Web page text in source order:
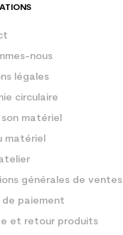
nous
légales
circulaire
son matériel
matériel
générales de ventes
de paiement
et retour produits